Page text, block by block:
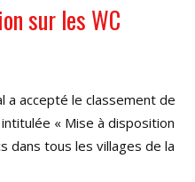
sur les WC
a accepté le classement de
« Mise à disposition
dans tous les villages de la